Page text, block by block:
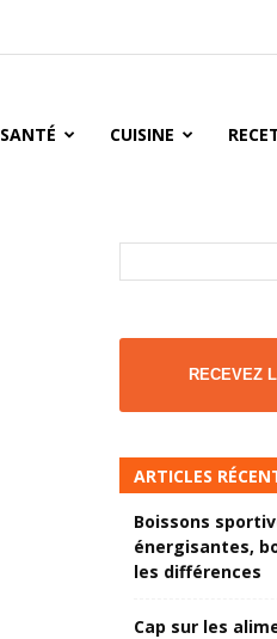
SANTÉ CUISINE
RECEVEZ
ARTICLES
Boissons
énergisantes,
les différences
Cap sur les